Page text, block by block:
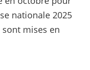
nationale 2025
mises en